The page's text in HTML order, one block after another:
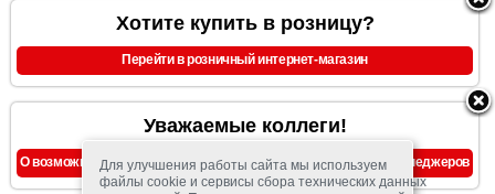
Хотите купить в розницу?
Перейти в розничный интернет-магазин
Уважаемые коллеги!
О возможности предоставления скидок, уточняйте у наших менеджеров
Для улучшения работы сайта мы используем
файлы cookie и сервисы сбора технических данных